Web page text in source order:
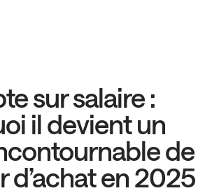
sur salaire :
il devient un
de
d’achat en 2025